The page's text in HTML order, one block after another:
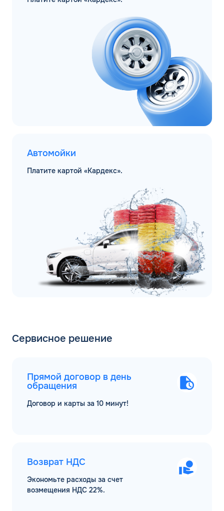
Автомойки
Платите картой «Кардекс».
Сервисное решение
Прямой договор в день
обращения
Договор и карты за 10 минут!
Возврат НДС
Экономьте расходы за счет
возмещения НДС 22%.